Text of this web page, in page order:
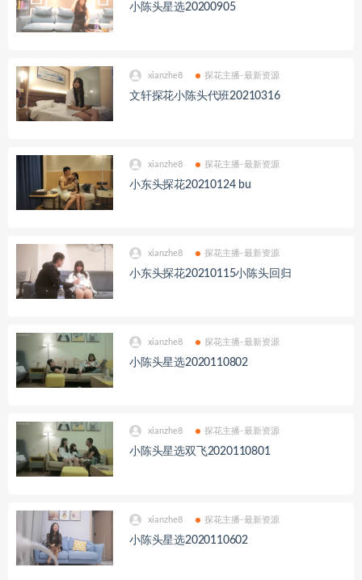
小陈头星选20200905
xianzhe8 探花主播-最新资源
文轩探花小陈头代班20210316
xianzhe8 探花主播-最新资源
小东头探花20210124 bu
xianzhe8 探花主播-最新资源
小东头探花20210115小陈头回归
xianzhe8 探花主播-最新资源
小陈头星选2020110802
xianzhe8 探花主播-最新资源
小陈头星选双飞2020110801
xianzhe8 探花主播-最新资源
小陈头星选2020110602